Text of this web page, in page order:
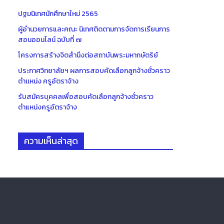
ปฐมนิเทศนักศึกษาใหม่ 2565
ผู้อำนวยการและคณะ นิเทศติดตามการจัดการเรียนการ
สอนออนไลน์ ฉบับที่ ๗
โครงการสร้างจิตสำนึงต่อสถาบันพระมหากษัตริย์
ประกาศวิทยาลัยฯ ผลการสอบคัดเลือกลูกจ้างชั่วคราว
ตำเเหน่ง ครูอัตราจ้าง
รับสมัครบุคคลเพื่อสอบคัดเลือกลูกจ้างชั่วคราว
ตำแหน่งครูอัตราจ้าง
ความเห็นล่าสุด